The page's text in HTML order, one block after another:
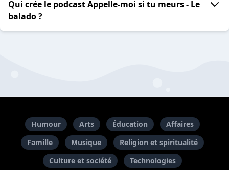
Qui crée le podcast Appelle-moi si tu meurs - Le
balado ?
Humour Arts Éducation
Affaires
Famille
Musique
Religion et spiritualité
Culture et société
Technologies